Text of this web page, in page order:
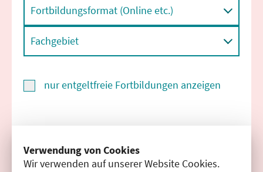
Verwendung von Cookies
Wir verwenden auf unserer Website Cookies.
Fortbildungsformat (Online etc.)
Fachgebiet
nur entgeltfreie Fortbildungen anzeigen
Filter zurücksetzen